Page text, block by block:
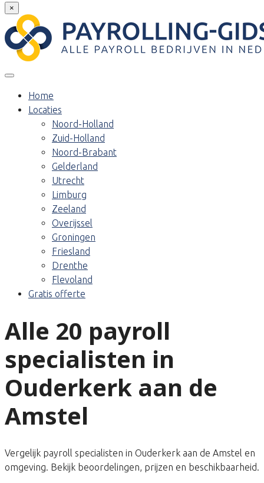
×
Home
Locaties
Noord-Holland
Zuid-Holland
Noord-Brabant
Gelderland
Utrecht
Limburg
Zeeland
Overijssel
Groningen
Friesland
Drenthe
Flevoland
Gratis offerte
Alle 20 payroll
specialisten in
Ouderkerk aan de
Amstel
Vergelijk payroll specialisten in Ouderkerk aan de Amstel en
omgeving. Bekijk beoordelingen, prijzen en beschikbaarheid.